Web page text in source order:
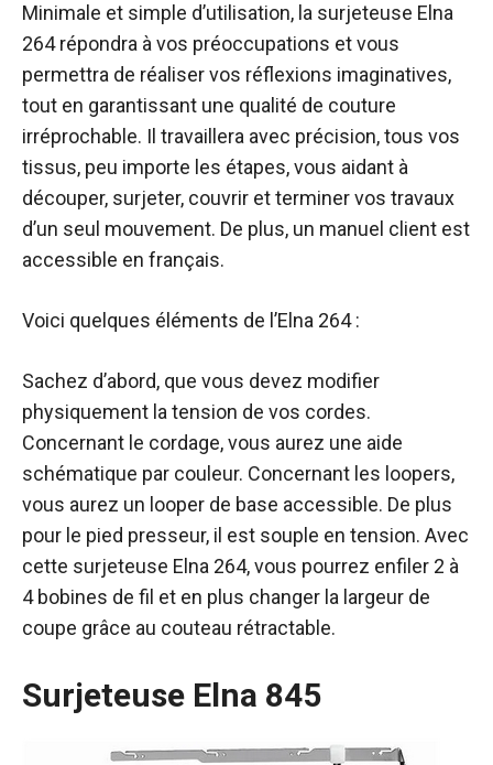
Minimale et simple d’utilisation, la surjeteuse Elna
264 répondra à vos préoccupations et vous
permettra de réaliser vos réflexions imaginatives,
tout en garantissant une qualité de couture
irréprochable. Il travaillera avec précision, tous vos
tissus, peu importe les étapes, vous aidant à
découper, surjeter, couvrir et terminer vos travaux
d’un seul mouvement. De plus, un manuel client est
accessible en français.
Voici quelques éléments de l’Elna 264 :
Sachez d’abord, que vous devez modifier
physiquement la tension de vos cordes.
Concernant le cordage, vous aurez une aide
schématique par couleur. Concernant les loopers,
vous aurez un looper de base accessible. De plus
pour le pied presseur, il est souple en tension. Avec
cette surjeteuse Elna 264, vous pourrez enfiler 2 à
4 bobines de fil et en plus changer la largeur de
coupe grâce au couteau rétractable.
Surjeteuse Elna 845